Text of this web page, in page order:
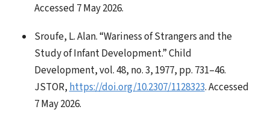
Accessed 7 May 2026.
Sroufe, L. Alan. “Wariness of Strangers and the
Study of Infant Development.” Child
Development, vol. 48, no. 3, 1977, pp. 731–46.
JSTOR, https://doi.org/10.2307/1128323. Accessed
7 May 2026.